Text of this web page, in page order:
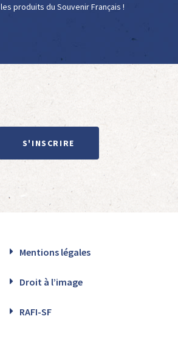
produits du Souvenir Français !
S'INSCRIRE
Mentions légales
Droit à l’image
RAFI-SF